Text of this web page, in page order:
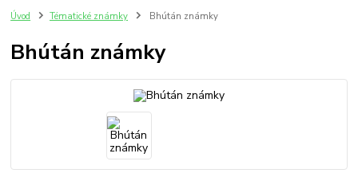
Úvod Tématické známky Bhútán známky
Bhútán známky